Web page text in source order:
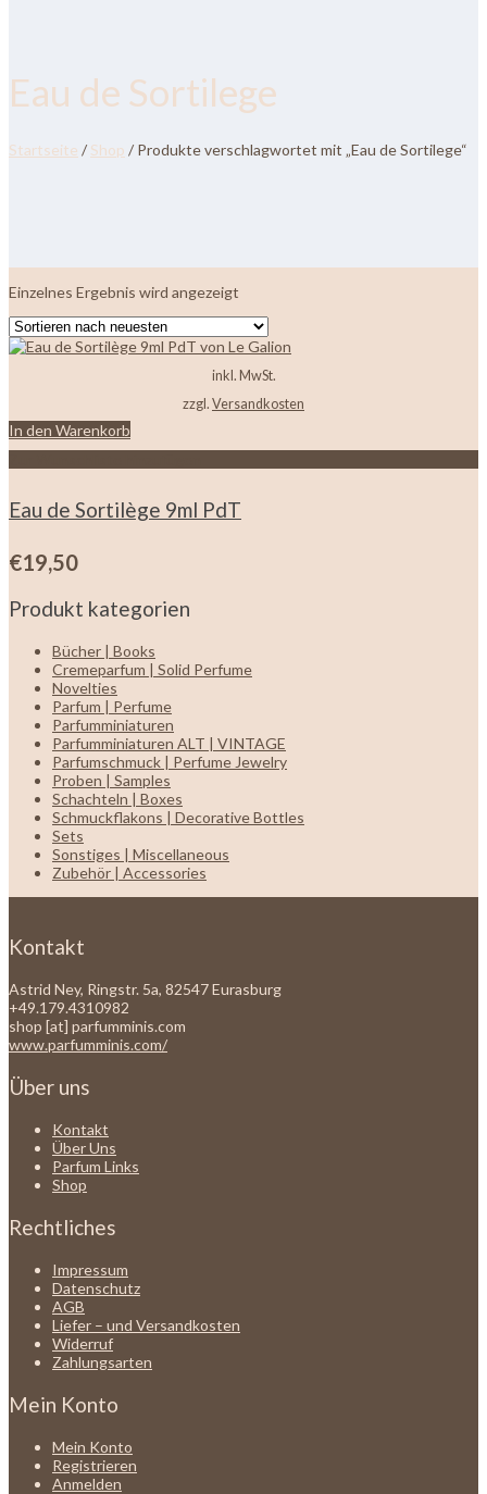
Eau de Sortilege
Startseite / Shop / Produkte verschlagwortet mit „Eau de Sortilege“
Einzelnes Ergebnis wird angezeigt
inkl. MwSt.
zzgl. Versandkosten
In den Warenkorb
Eau de Sortilège 9ml PdT
€19,50
Produkt kategorien
Bücher | Books
Cremeparfum | Solid Perfume
Novelties
Parfum | Perfume
Parfumminiaturen
Parfumminiaturen ALT | VINTAGE
Parfumschmuck | Perfume Jewelry
Proben | Samples
Schachteln | Boxes
Schmuckflakons | Decorative Bottles
Sets
Sonstiges | Miscellaneous
Zubehör | Accessories
Kontakt
Astrid Ney, Ringstr. 5a, 82547 Eurasburg
+49.179.4310982
shop [at] parfumminis.com
www.parfumminis.com/
Über uns
Kontakt
Über Uns
Parfum Links
Shop
Rechtliches
Impressum
Datenschutz
AGB
Liefer – und Versandkosten
Widerruf
Zahlungsarten
Mein Konto
Mein Konto
Registrieren
Anmelden